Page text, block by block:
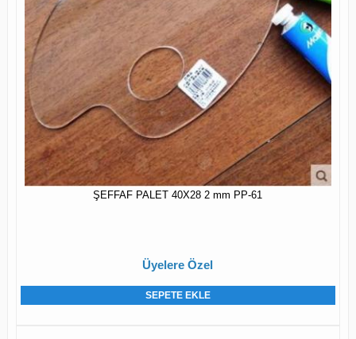
ŞEFFAF PALET 40X28 2 mm PP-61
Üyelere Özel
SEPETE EKLE